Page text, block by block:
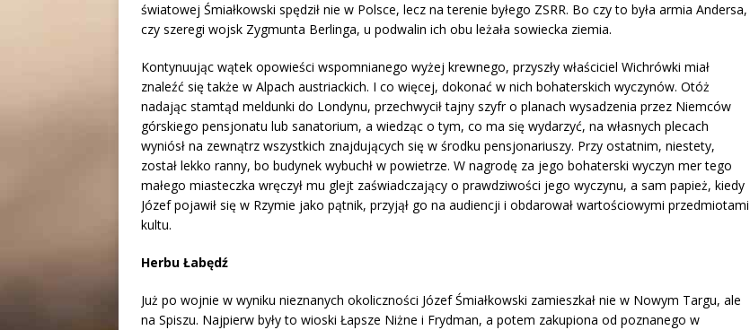
światowej Śmiałkowski spędził nie w Polsce, lecz na terenie byłego ZSRR. Bo czy to była armia Andersa,
czy szeregi wojsk Zygmunta Berlinga, u podwalin ich obu leżała sowiecka ziemia.
Kontynuując wątek opowieści wspomnianego wyżej krewnego, przyszły właściciel Wichrówki miał
znaleźć się także w Alpach austriackich. I co więcej, dokonać w nich bohaterskich wyczynów. Otóż
nadając stamtąd meldunki do Londynu, przechwycił tajny szyfr o planach wysadzenia przez Niemców
górskiego pensjonatu lub sanatorium, a wiedząc o tym, co ma się wydarzyć, na własnych plecach
wyniósł na zewnątrz wszystkich znajdujących się w środku pensjonariuszy. Przy ostatnim, niestety,
został lekko ranny, bo budynek wybuchł w powietrze. W nagrodę za jego bohaterski wyczyn mer tego
małego miasteczka wręczył mu glejt zaświadczający o prawdziwości jego wyczynu, a sam papież, kiedy
Józef pojawił się w Rzymie jako pątnik, przyjął go na audiencji i obdarował wartościowymi przedmiotami
kultu.
Herbu Łabędź
Już po wojnie w wyniku nieznanych okoliczności Józef Śmiałkowski zamieszkał nie w Nowym Targu, ale
na Spiszu. Najpierw były to wioski Łapsze Niżne i Frydman, a potem zakupiona od poznanego w